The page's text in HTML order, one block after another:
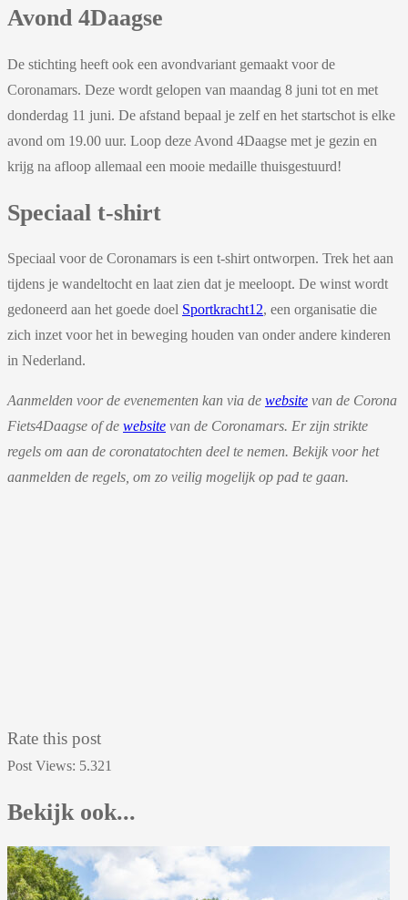
Avond 4Daagse
De stichting heeft ook een avondvariant gemaakt voor de
Coronamars. Deze wordt gelopen van maandag 8 juni tot en met
donderdag 11 juni. De afstand bepaal je zelf en het startschot is elke
avond om 19.00 uur. Loop deze Avond 4Daagse met je gezin en
krijg na afloop allemaal een mooie medaille thuisgestuurd!
Speciaal t-shirt
Speciaal voor de Coronamars is een t-shirt ontworpen. Trek het aan
tijdens je wandeltocht en laat zien dat je meeloopt. De winst wordt
gedoneerd aan het goede doel Sportkracht12, een organisatie die
zich inzet voor het in beweging houden van onder andere kinderen
in Nederland.
Aanmelden voor de evenementen kan via de website van de Corona
Fiets4Daagse of de website van de Coronamars. Er zijn strikte
regels om aan de coronatatochten deel te nemen. Bekijk voor het
aanmelden de regels, om zo veilig mogelijk op pad te gaan.
Rate this post
Post Views: 5.321
Bekijk ook...